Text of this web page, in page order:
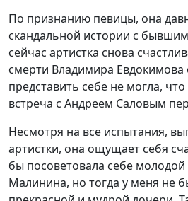
По признанию певицы, она
скандальной истории с
сейчас артистка снова
смерти Владимира Евдокимова
представить себе не могла,
встреча с Андреем Саловым
Несмотря на все испытания,
артистки, она ощущает себя
бы посоветовала себе
Малинина, но тогда у меня не